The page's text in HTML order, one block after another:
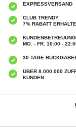
EXPRESSVERSAND
CLUB TRENDY
7% RABATT
KUNDENBETREUUNG
MO. - FR. 10:00 -
30 TAGE
ÜBER 8.000.000
KUNDEN